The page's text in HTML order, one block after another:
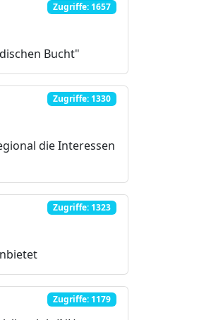
Zugriffe: 1657
Bucht"
Zugriffe: 1330
die Interessen
Zugriffe: 1323
Zugriffe: 1179